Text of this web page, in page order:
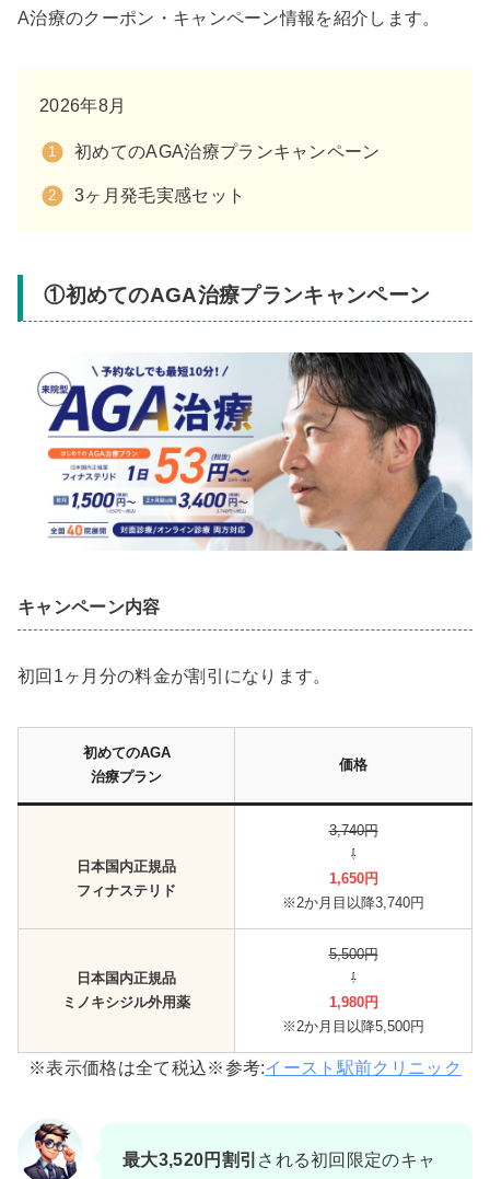
A治療のクーポン・キャンペーン情報を紹介します。
2026年8月
初めてのAGA治療プランキャンペーン
3ヶ月発毛実感セット
①初めてのAGA治療プランキャンペーン
キャンペーン内容
初回1ヶ月分の料金が割引になります。
初めてのAGA
治療プラン
価格
日本国内正規品
フィナステリド
3,740円
⇩
1,650円
※2か月目以降3,740円
日本国内正規品
ミノキシジル外用薬
5,500円
⇩
1,980円
※2か月目以降5,500円
※表示価格は全て税込※参考:イースト駅前クリニック
最大3,520円割引 される初回限定のキャ